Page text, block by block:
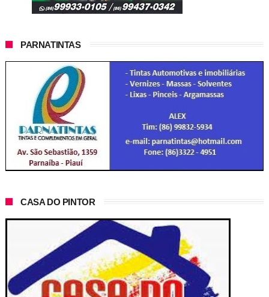
PARNATINTAS
CASA DO PINTOR